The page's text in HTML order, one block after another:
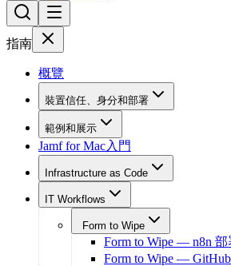
指南
概覽
裝置信任、身分和部署
範例和展示
Jamf for Mac入門
Infrastructure as Code
IT Workflows
Form to Wipe
Form to Wipe — n8n 部
Form to Wipe —